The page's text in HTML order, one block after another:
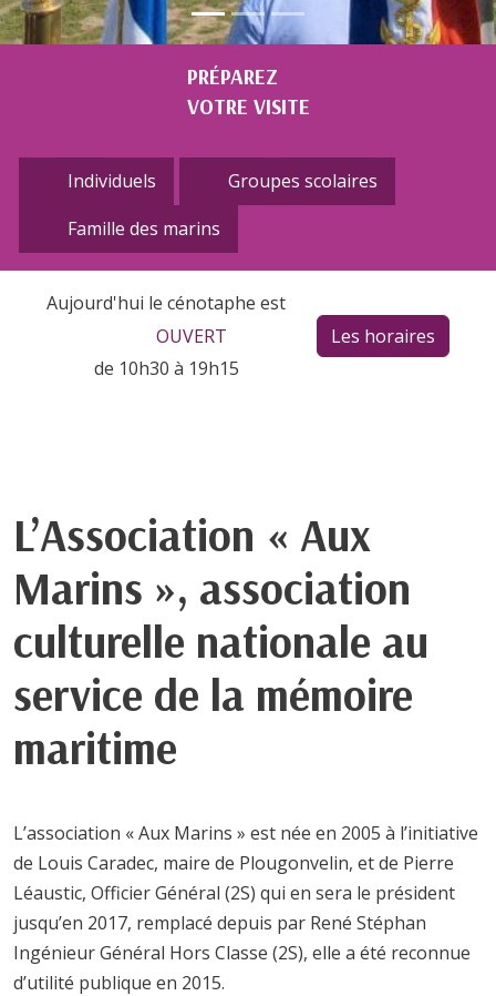
PRÉPAREZ
VOTRE VISITE
Individuels
Groupes scolaires
Famille des marins
Aujourd'hui le cénotaphe est
OUVERT
de 10h30 à 19h15
Les horaires
L’Association « Aux
Marins », association
culturelle nationale au
service de la mémoire
maritime
L’association « Aux Marins » est née en 2005 à l’initiative
de Louis Caradec, maire de Plougonvelin, et de Pierre
Léaustic, Officier Général (2S) qui en sera le président
jusqu’en 2017, remplacé depuis par René Stéphan
Ingénieur Général Hors Classe (2S), elle a été reconnue
d’utilité publique en 2015.